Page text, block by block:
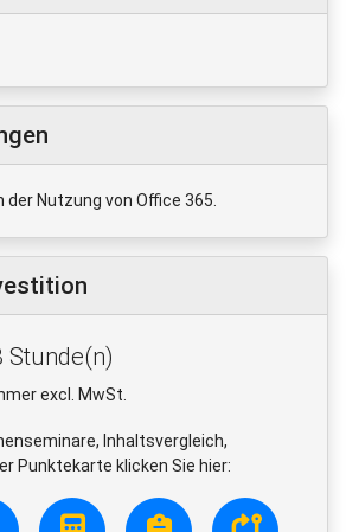
Nutzung von Office 365.
Stunde(n)
excl. MwSt.
Inhaltsvergleich,
Punktekarte klicken Sie hier: